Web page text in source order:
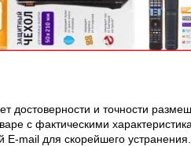
достоверности и точности
с фактическими
mail для скорейшего